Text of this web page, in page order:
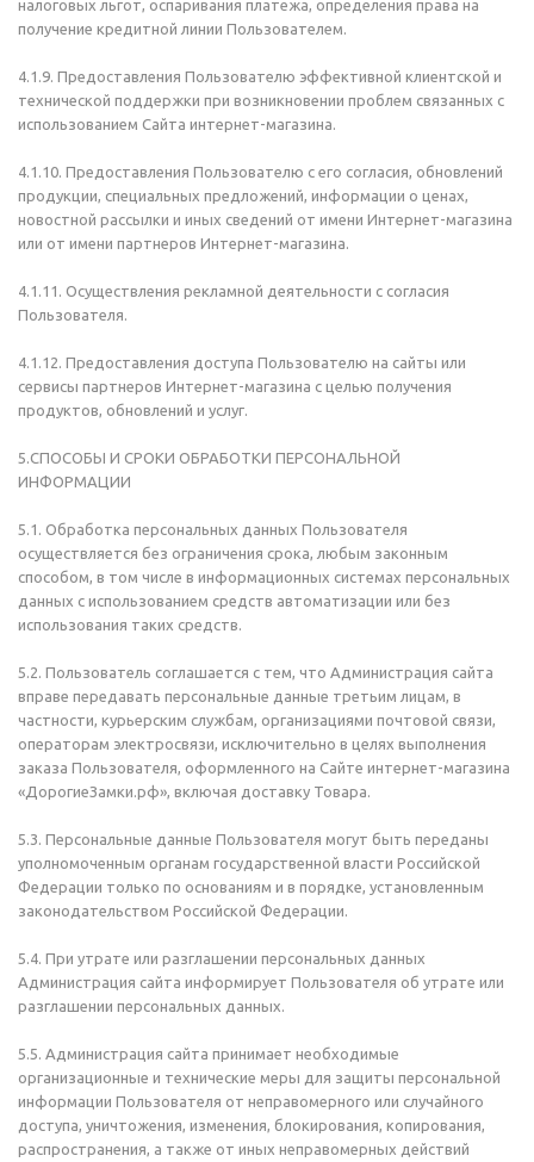
налоговых льгот, оспаривания платежа, определения права на
получение кредитной линии Пользователем.
4.1.9. Предоставления Пользователю эффективной клиентской и
технической поддержки при возникновении проблем связанных с
использованием Сайта интернет-магазина.
4.1.10. Предоставления Пользователю с его согласия, обновлений
продукции, специальных предложений, информации о ценах,
новостной рассылки и иных сведений от имени Интернет-магазина
или от имени партнеров Интернет-магазина.
4.1.11. Осуществления рекламной деятельности с согласия
Пользователя.
4.1.12. Предоставления доступа Пользователю на сайты или
сервисы партнеров Интернет-магазина с целью получения
продуктов, обновлений и услуг.
5.СПОСОБЫ И СРОКИ ОБРАБОТКИ ПЕРСОНАЛЬНОЙ
ИНФОРМАЦИИ
5.1. Обработка персональных данных Пользователя
осуществляется без ограничения срока, любым законным
способом, в том числе в информационных системах персональных
данных с использованием средств автоматизации или без
использования таких средств.
5.2. Пользователь соглашается с тем, что Администрация сайта
вправе передавать персональные данные третьим лицам, в
частности, курьерским службам, организациями почтовой связи,
операторам электросвязи, исключительно в целях выполнения
заказа Пользователя, оформленного на Сайте интернет-магазина
«ДорогиеЗамки.рф», включая доставку Товара.
5.3. Персональные данные Пользователя могут быть переданы
уполномоченным органам государственной власти Российской
Федерации только по основаниям и в порядке, установленным
законодательством Российской Федерации.
5.4. При утрате или разглашении персональных данных
Администрация сайта информирует Пользователя об утрате или
разглашении персональных данных.
5.5. Администрация сайта принимает необходимые
организационные и технические меры для защиты персональной
информации Пользователя от неправомерного или случайного
доступа, уничтожения, изменения, блокирования, копирования,
распространения, а также от иных неправомерных действий